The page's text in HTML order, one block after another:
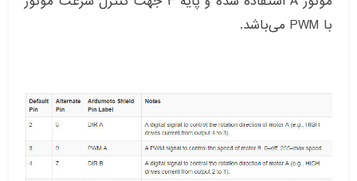
با PWM می‌باشد.